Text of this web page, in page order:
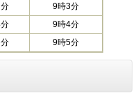
9時3分
9時4分
9時5分